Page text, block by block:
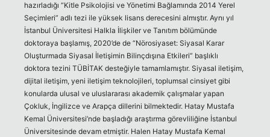
hazırladığı “Kitle Psikolojisi ve Yönetimi Bağlamında 2014 Yerel
Seçimleri” adlı tezi ile yüksek lisans derecesini almıştır. Aynı yıl
İstanbul Üniversitesi Halkla İlişkiler ve Tanıtım bölümünde
doktoraya başlamış, 2020’de de “Nörosiyaset: Siyasal Karar
Oluşturmada Siyasal İletişimin Bilinçdışına Etkileri” başlıklı
doktora tezini TÜBİTAK desteğiyle tamamlamıştır. Siyasal iletişim,
dijital iletişim, yeni iletişim teknolojileri, toplumsal cinsiyet gibi
konularda ulusal ve uluslararası akademik çalışmalar yapan
Çokluk, İngilizce ve Arapça dillerini bilmektedir. Hatay Mustafa
Kemal Üniversitesi’nde başladığı araştırma görevliliğine İstanbul
Üniversitesinde devam etmiştir. Halen Hatay Mustafa Kemal